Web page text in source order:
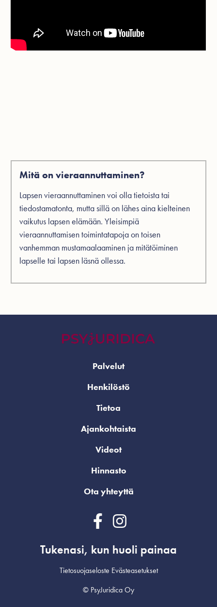
Mitä on vieraannuttaminen?
Lapsen vieraannuttaminen voi olla tietoista tai
tiedostamatonta, mutta sillä on lähes aina kielteinen
vaikutus lapsen elämään. Yleisimpiä
vieraannuttamisen toimintatapoja on toisen
vanhemman mustamaalaaminen ja mitätöiminen
lapselle tai lapsen läsnä ollessa.
Palvelut
Henkilöstö
Tietoa
Ajankohtaista
Videot
Hinnasto
Ota yhteyttä
Tukenasi, kun huoli painaa
Tietosuojaseloste Evästeasetukset
© PsyJuridica Oy